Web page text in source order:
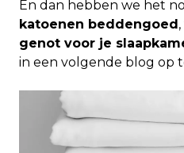
En dan hebben we het
katoenen beddengoed
genot voor je
in een volgende blog op